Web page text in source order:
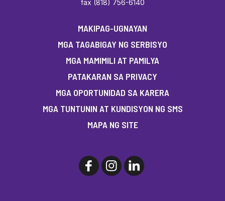
fax (818) 756-6140
MAKIPAG-UGNAYAN
MGA TAGABIGAY NG SERBISYO
MGA MAMIMILI AT PAMILYA
PATAKARAN SA PRIVACY
MGA OPORTUNIDAD SA KARERA
MGA TUNTUNIN AT KUNDISYON NG SMS
MAPA NG SITE